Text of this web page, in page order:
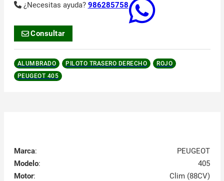
¿Necesitas ayuda? 986285758
Consultar
ALUMBRADO PILOTO TRASERO DERECHO
ROJO
PEUGEOT 405
Marca:
PEUGEOT
Modelo:
405
Motor:
Clim (88CV)